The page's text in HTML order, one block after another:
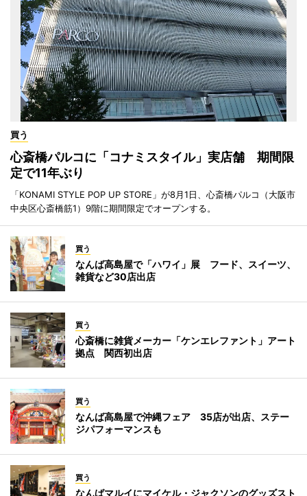
買う
心斎橋パルコに「コナミスタイル」実店舗 期間限
定で11年ぶり
「KONAMI STYLE POP UP STORE」が8月1日、心斎橋パルコ（大阪市
中央区心斎橋筋1）9階に期間限定でオープンする。
買う
なんば高島屋で「ハワイ」展 フード、スイーツ、
雑貨など30店出店
買う
心斎橋に雑貨メーカー「ケンエレファント」アート
拠点 関西初出店
買う
なんば高島屋で沖縄フェア 35店が出店、ステー
ジパフォーマンスも
買う
なんばマルイにマイケル・ジャクソンのグッズスト